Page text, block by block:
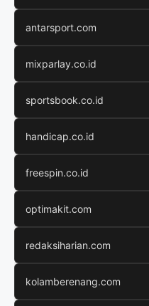
antarsport.com
mixparlay.co.id
sportsbook.co.id
handicap.co.id
freespin.co.id
optimakit.com
redaksiharian.com
kolamberenang.com